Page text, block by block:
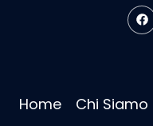
Home Chi Siamo